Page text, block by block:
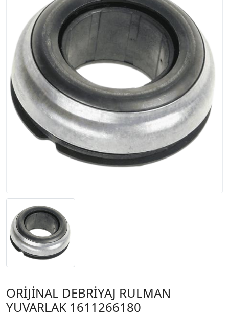
ORİJİNAL DEBRİYAJ RULMAN
YUVARLAK 1611266180